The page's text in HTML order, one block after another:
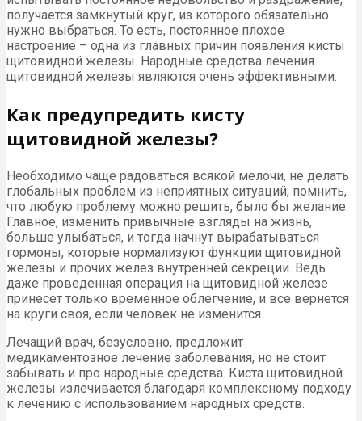
получается замкнутый круг, из которого обязательно
нужно выбраться. То есть, постоянное плохое
настроение – одна из главных причин появления кисты
щитовидной железы. Народные средства лечения
щитовидной железы являются очень эффективными.
Как предупредить кисту
щитовидной железы?
Необходимо чаще радоваться всякой мелочи, не делать
глобальных проблем из неприятных ситуаций, помнить,
что любую проблему можно решить, было бы желание.
Главное, изменить привычные взгляды на жизнь,
больше улыбаться, и тогда начнут вырабатываться
гормоны, которые нормализуют функции щитовидной
железы и прочих желез внутренней секреции. Ведь
даже проведенная операция на щитовидной железе
принесет только временное облегчение, и все вернется
на круги своя, если человек не изменится.
Лечащий врач, безусловно, предложит
медикаментозное лечение заболевания, но не стоит
забывать и про народные средства. Киста щитовидной
железы излечивается благодаря комплексному подходу
к лечению с использованием народных средств.